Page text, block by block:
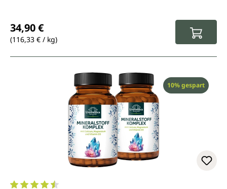
34,90 €
(116,33 € / kg)
Rabatt
10% gespart